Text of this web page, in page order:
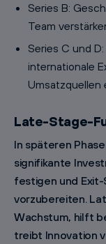
Series B:
Team
Series C und
internationale
Umsatzquellen
Late-Stage-
In späteren
signifikante
festigen und
vorzubereiten.
Wachstum, hilft
treibt Innovation